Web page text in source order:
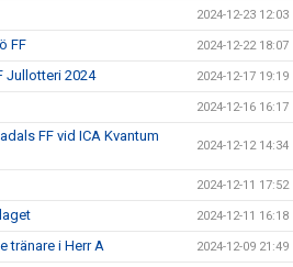
2024-12-23 12:03
FF 2024-12-22 18:07
Jullotteri 2024 2024-12-17 19:19
2024-12-16 16:17
FF vid ICA Kvantum
2024-12-12 14:34
2024-12-11 17:52
2024-12-11 16:18
tränare i Herr A 2024-12-09 21:49